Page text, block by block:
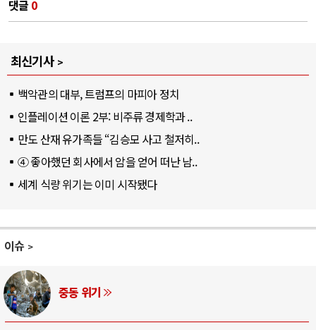
댓글 0
최신기사
백악관의 대부, 트럼프의 마피아 정치
인플레이션 이론 2부: 비주류 경제학과 ..
만도 산재 유가족들 “김승모 사고 철저히..
④ 좋아했던 회사에서 암을 얻어 떠난 남..
세계 식량 위기는 이미 시작됐다
이슈
중동 위기